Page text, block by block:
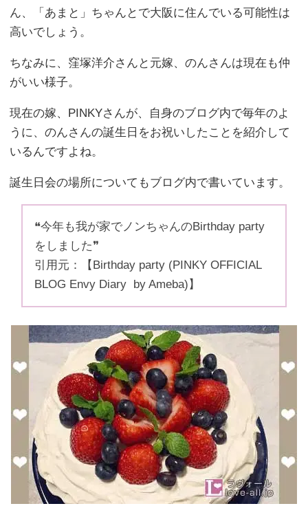
ん、「あまと」ちゃんとで大阪に住んでいる可能性は
高いでしょう。
ちなみに、窪塚洋介さんと元嫁、のんさんは現在も仲
がいい様子。
現在の嫁、PINKYさんが、自身のブログ内で毎年のよ
うに、のんさんの誕生日をお祝いしたことを紹介して
いるんですよね。
誕生日会の場所についてもブログ内で書いています。
❝今年も我が家でノンちゃんのBirthday party
をしました❞
引用元：【Birthday party (PINKY OFFICIAL
BLOG Envy Diary by Ameba)】